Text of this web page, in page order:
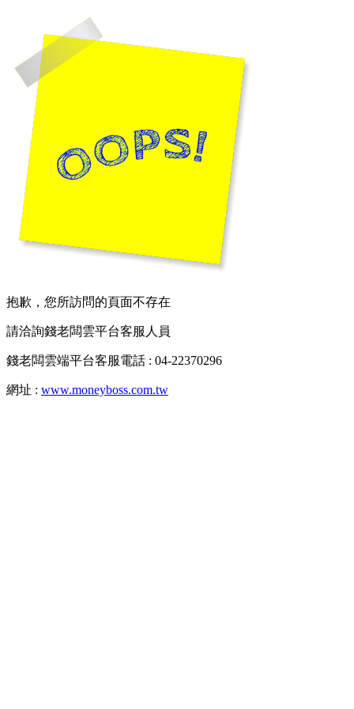
抱歉，您所訪問的頁面不存在
請洽詢錢老闆雲平台客服人員
錢老闆雲端平台客服電話 : 04-22370296
網址 : www.moneyboss.com.tw